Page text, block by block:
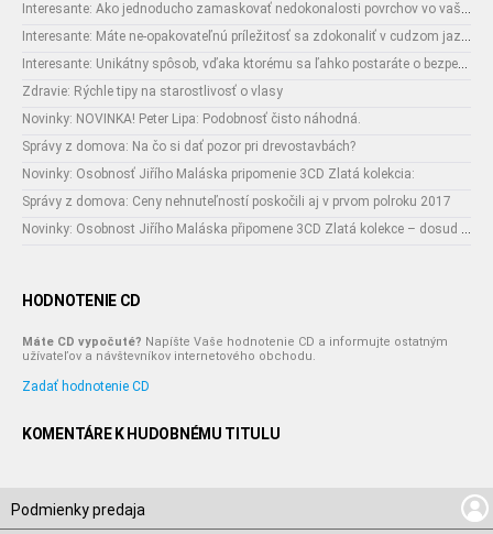
Interesante: Ako jednoducho zamaskovať nedokonalosti povrchov vo vašom interiéri
Interesante: Máte ne-opakovateľnú príležitosť sa zdokonaliť v cudzom jazyku
Interesante: Unikátny spôsob, vďaka ktorému sa ľahko postaráte o bezpečnosť vašich zásielok
Zdravie: Rýchle tipy na starostlivosť o vlasy
Novinky: NOVINKA! Peter Lipa: Podobnosť čisto náhodná.
Správy z domova: Na čo si dať pozor pri drevostavbách?
Novinky: Osobnosť Jiřího Maláska pripomenie 3CD Zlatá kolekcia:
Správy z domova: Ceny nehnuteľností poskočili aj v prvom polroku 2017
Novinky: Osobnost Jiřího Maláska připomene 3CD Zlatá kolekce – dosud nejobsáhlejší soubor nahrávek legendárního umělce!
HODNOTENIE CD
Máte CD vypočuté? Napíšte Vaše hodnotenie CD a informujte ostatným
užívateľov a návštevníkov internetového obchodu.
Zadať hodnotenie CD
KOMENTÁRE K HUDOBNÉMU TITULU
Podmienky predaja